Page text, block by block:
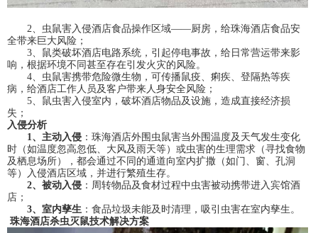
2、虫鼠害入侵酒店食品操作区域——厨房，给珠海酒店食品安
全带来巨大风险；
3、鼠类破坏酒店电路系统，引起停电事故，给日常营运带来影
响，根据环境不同甚至存在引发火灾的风险。
4、虫鼠害携带危险微生物，可传播鼠疫、痢疾、登隔热等疾
病，给酒店工作人员及客户带来人身安全风险；
5、鼠虫害入侵室内，破坏酒店物品及设施，造成直接经济损
失；
入侵分析
1、主动入侵 ：珠海酒店外围虫鼠害当外围温度及天气发生变化
时（如温度忽高忽低、大风及雨天等）或虫害的生理需求（寻找食物
及栖息场所），都会通过不同的通道向室内扩撒（如门、窗、孔洞
等）入侵酒店区域，并进行繁殖生存。
2、被动入侵 ：周转物品及食材过程中虫害被动携带进入宾馆酒
店；
3、室内孳生 ：食品垃圾未能及时清理，吸引虫害在室内孳生。
珠海酒店杀虫灭鼠技术解决方案